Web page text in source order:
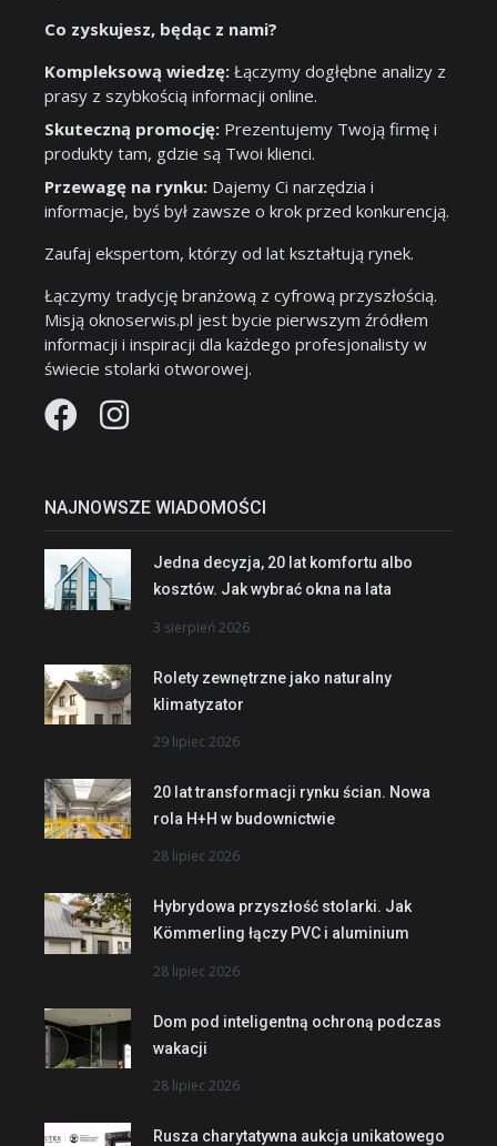
Co zyskujesz, będąc z nami?
Kompleksową wiedzę: Łączymy dogłębne analizy z
prasy z szybkością informacji online.
Skuteczną promocję: Prezentujemy Twoją firmę i
produkty tam, gdzie są Twoi klienci.
Przewagę na rynku: Dajemy Ci narzędzia i
informacje, byś był zawsze o krok przed konkurencją.
Zaufaj ekspertom, którzy od lat kształtują rynek.
Łączymy tradycję branżową z cyfrową przyszłością.
Misją oknoserwis.pl jest bycie pierwszym źródłem
informacji i inspiracji dla każdego profesjonalisty w
świecie stolarki otworowej.
NAJNOWSZE WIADOMOŚCI
Jedna decyzja, 20 lat komfortu albo
kosztów. Jak wybrać okna na lata
3 sierpień 2026
Rolety zewnętrzne jako naturalny
klimatyzator
29 lipiec 2026
20 lat transformacji rynku ścian. Nowa
rola H+H w budownictwie
28 lipiec 2026
Hybrydowa przyszłość stolarki. Jak
Kömmerling łączy PVC i aluminium
28 lipiec 2026
Dom pod inteligentną ochroną podczas
wakacji
28 lipiec 2026
Rusza charytatywna aukcja unikatowego